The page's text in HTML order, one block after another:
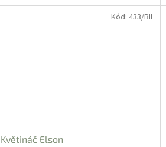
Květináč Elson
Kód: 433/BIL